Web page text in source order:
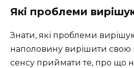
Які проблеми
Знати, які проблеми
наполовину вирішити свою
сенсу приймати те, про що